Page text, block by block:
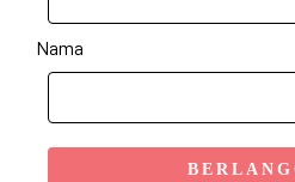
Nama